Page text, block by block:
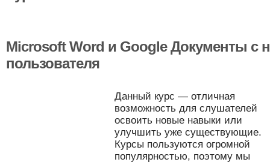
Microsoft Word и Google Документы с
пользователя
​​Данный курс — отличная
возможность для слушателей
освоить новые навыки или
улучшить уже существующие.
Курсы пользуются огромной
популярностью, поэтому мы